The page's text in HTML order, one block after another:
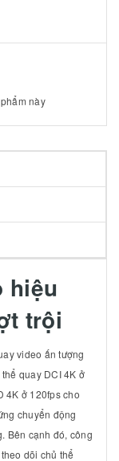
này
hiệu
trội
video ấn tượng
quay DCI 4K ở
4K ở 120fps cho
chuyển động
Bên cạnh đó, công
dõi chủ thể